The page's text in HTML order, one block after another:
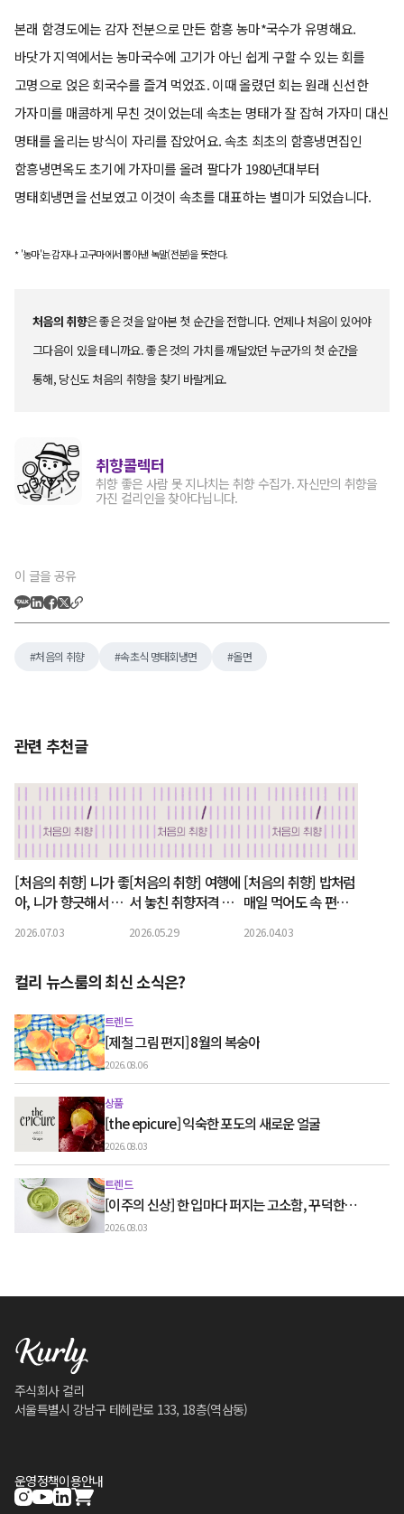
본래 함경도에는 감자 전분으로 만든 함흥 농마*국수가 유명해요.
바닷가 지역에서는 농마국수에 고기가 아닌 쉽게 구할 수 있는 회를
고명으로 얹은 회국수를 즐겨 먹었죠. 이때 올렸던 회는 원래 신선한
가자미를 매콤하게 무친 것이었는데 속초는 명태가 잘 잡혀 가자미 대신
명태를 올리는 방식이 자리를 잡았어요. 속초 최초의 함흥냉면집인
함흥냉면옥도 초기에 가자미를 올려 팔다가 1980년대부터
명태회냉면을 선보였고 이것이 속초를 대표하는 별미가 되었습니다.
* '농마'는 감자나 고구마에서 뽑아낸 녹말(전분)을 뜻한다.
처음의 취향은 좋은 것을 알아본 첫 순간을 전합니다. 언제나 처음이 있어야
그다음이 있을 테니까요. 좋은 것의 가치를 깨달았던 누군가의 첫 순간을
통해, 당신도 처음의 취향을 찾기 바랄게요.
취향콜렉터
취향 좋은 사람 못 지나치는 취향 수집가. 자신만의 취향을
가진 컬리인을 찾아다닙니다.
이 글을 공유
처음의 취향 속초식 명태회냉면 올면
관련 추천글
[처음의 취향] 니가 좋
아, 니가 향긋해서 좋
2026.07.03
[처음의 취향] 여행에
서 놓친 취향저격 향
다
2026.05.29
[처음의 취향] 밥처럼
매일 먹어도 속 편한
2026.04.03
컬리 뉴스룸의 최신 소식은?
트렌드
[제철 그림 편지] 8월의 복숭아
2026.08.06
상품
[the epicure] 익숙한 포도의 새로운 얼굴
2026.08.03
트렌드
[이주의 신상] 한 입마다 퍼지는 고소함, 꾸덕한
그릭요거트와 우유 디저트
2026.08.03
주식회사 컬리
서울특별시 강남구 테헤란로 133, 18층(역삼동)
운영정책이용안내